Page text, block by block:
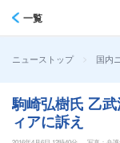
一覧
ニューストップ > 国内
駒崎弘樹氏 乙
ィアに訴え